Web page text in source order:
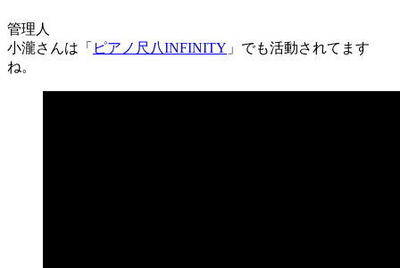
小瀧さんは「 ピアノ尺八INFINITY 」でも活動されてます
ね。